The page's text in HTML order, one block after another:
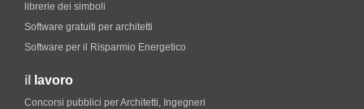
librerie dei simboli
Software gratuiti per architetti
Software per il Risparmio Energetico
il lavoro
Concorsi pubblici per Architetti, Ingegneri